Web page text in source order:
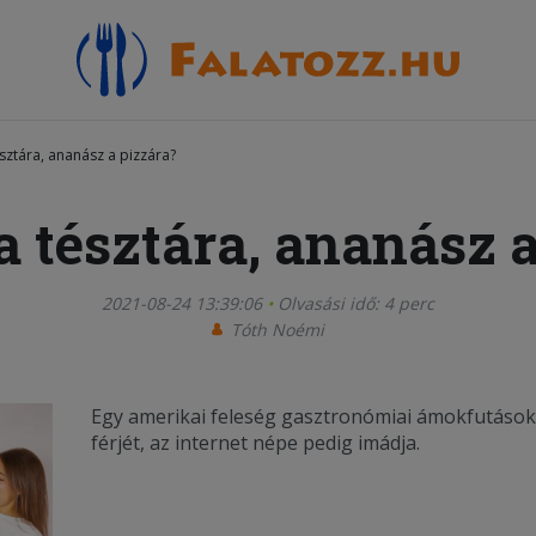
ananász a pizzára?
tésztára, ananász
2021-08-24 13:39:06
Olvasási idő: 4 perc
Tóth Noémi
Egy amerikai feleség gasztronómiai
férjét, az internet népe pedig imádja.